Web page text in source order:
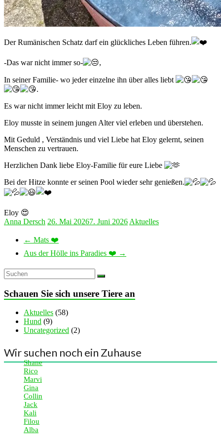
Der Rumänischen Schatz darf ein glückliches Leben führen.
-Das war nicht immer so- ,
In seiner Familie- wo jeder einzelne ihn über alles liebt
.
Es war nicht immer leicht mit Eloy zu leben.
Eloy musste in seinem jungen Alter viel erleben und überstehen.
Mit Geduld , Verständnis und viel Liebe hat Eloy gelernt, seinen
Menschen zu vertrauen.
Herzlichen Dank liebe Eloy-Familie für eure Liebe
Bei der Hitze konnte er seinen Pool wieder sehr genießen.
Eloy 😍
Anna Dersch 26. Mai 20267. Juni 2026 Aktuelles
← Mats ❤️
Aus der Hölle ins Paradies ❤️ →
Schauen Sie sich unsere Tiere an
Aktuelles (58)
Hund (9)
Uncategorized (2)
Wir suchen noch ein Zuhause
Shane
Rico
Marvi
Gina
Collin
Jack
Kali
Filou
Alba